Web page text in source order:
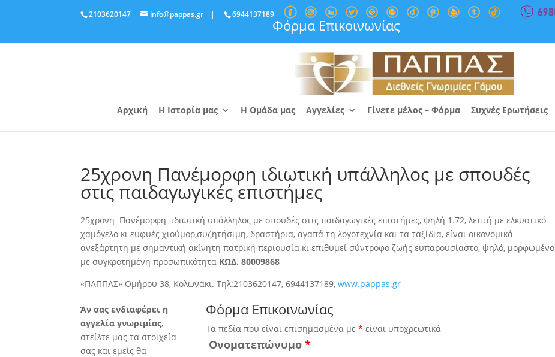
2103620147 info@pappas.gr | 6944137189
Φόρμα Επικοινωνίας
Αρχική Η Ιστορία μας Η Ομάδα μας Αγγελίες Γίνετε μέλος – Φόρμα Συχνές Ερωτήσεις
25χρονη Πανέμορφη ιδιωτική υπάλληλος με σπουδές
στις παιδαγωγικές επιστήμες
25χρονη Πανέμορφη ιδιωτική υπάλληλος με σπουδές στις παιδαγωγικές επιστήμες, ψηλή 1.72, λεπτή με ελκυστικό
χαμόγελο κι ευφυές χιούμορ,συζητήσιμη, δραστήρια, αγαπά τη λογοτεχνία και τα ταξίδια, είναι οικονομικά
ανεξάρτητη με σημαντική ακίνητη πατρική περιουσία κι επιθυμεί σύντροφο ζωής ευπαρουσίαστο, ψηλό, μορφωμένο
με συγκροτημένη προσωπικότητα ΚΩΔ. 80009868
«ΠΑΠΠΑΣ» Ομήρου 38, Κολωνάκι. Τηλ:2103620147, 6944137189,www.pappas.gr
Άν σας ενδιαφέρει η
αγγελία γνωριμίας,
στείλτε μας τα στοιχεία
σας και εμείς θα
Φόρμα Επικοινωνίας
Τα πεδία που είναι επισημασμένα με* είναι υποχρεωτικά
Ονοματεπώνυμο*